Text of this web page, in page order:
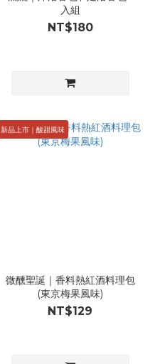
入組
NT$180
新品上市｜酸甜風味
微醺聖誕｜香料熱紅酒料理包
(東京梅果風味)
NT$129